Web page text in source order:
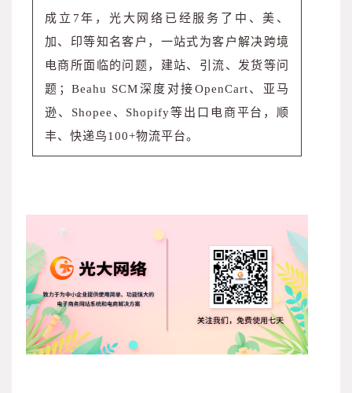
成立7年，光大网络已经服务了中、美、
加、印等知名客户，一站式为客户解决跨境
电商所面临的问题，建站、引流、发货等问
题； Beahu SCM深度对接OpenCart、亚马
逊、Shopee、Shopify等出口电商平台，顺
丰、快递鸟100+物流平台。